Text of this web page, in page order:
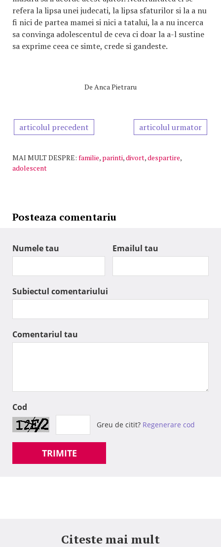
refera la lipsa unei judecati, la lipsa sfaturilor si la a nu
fi nici de partea mamei si nici a tatalui, la a nu incerca
sa convinga adolescentul de ceva ci doar la a-l sustine
sa exprime ceea ce simte, crede si gandeste.
De Anca Pietraru
articolul precedent articolul urmator
MAI MULT DESPRE: familie, parinti,divort,despartire,
adolescent
Posteaza comentariu
Numele tau Emailul tau
Subiectul comentariului
Comentariul tau
Cod
Greu de citit? Regenerare cod
TRIMITE
Citeste mai mult